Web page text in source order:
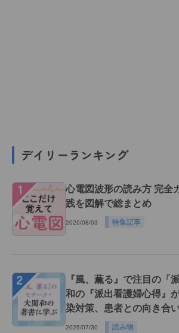
デイリーランキング
１
心電図波形の読み方 完全
践を図解で総まとめ
2026/08/03 特集記事
２
『風、薫る』で注目の「
和の『派出看護婦心得』
染対策、患者との向き合
2026/07/30 読み物